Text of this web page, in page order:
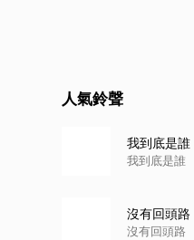
人氣鈴聲
我到底是誰
我到底是誰
沒有回頭路
沒有回頭路